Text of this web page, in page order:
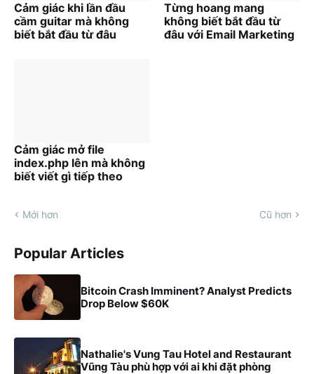
Cảm giác khi lần đầu
cầm guitar mà không
biết bắt đầu từ đâu
Từng hoang mang
không biết bắt đầu từ
đâu với Email Marketing
Cảm giác mở file
index.php lên mà không
biết viết gì tiếp theo
Mới hơn Cũ hơn
Popular Articles
Bitcoin Crash Imminent? Analyst Predicts
Drop Below $60K
Nathalie's Vung Tau Hotel and Restaurant
Vũng Tàu phù hợp với ai khi đặt phòng